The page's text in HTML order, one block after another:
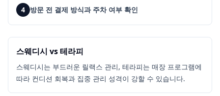
4 방문 전 결제 방식과 주차 여부 확인
스웨디시 vs 테라피
스웨디시는 부드러운 릴랙스 관리, 테라피는 매장 프로그램에
따라 컨디션 회복과 집중 관리 성격이 강할 수 있습니다.